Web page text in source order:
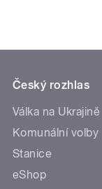
Český rozhlas
Válka na Ukrajině
Komunální volby
Stanice
eShop